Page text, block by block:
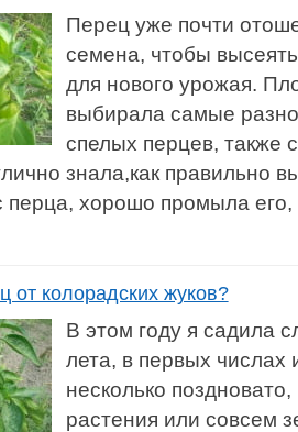
Перец уже почти
семена, чтобы
для нового урожая.
выбирала самые
спелых перцев, также
знала,как правильно
перца, хорошо промыла
от колорадских жуков?
В этом году я садила
лета, в первых числах
несколько
растения или совсем